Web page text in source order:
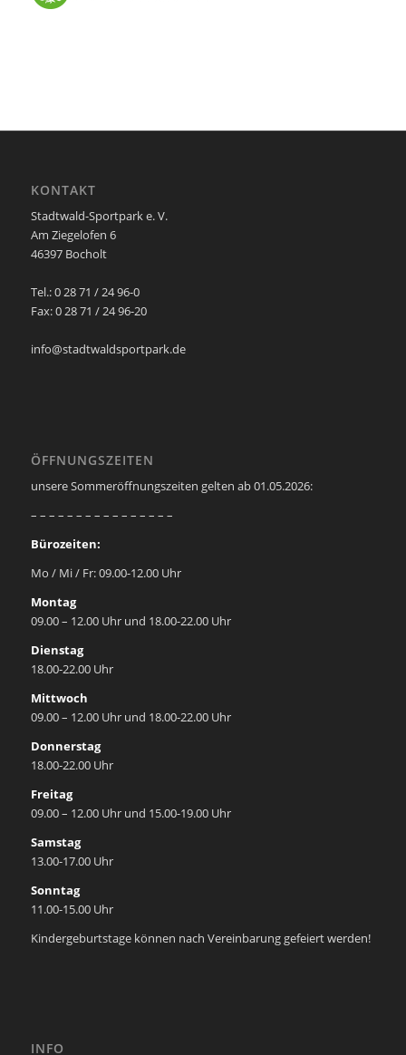
KONTAKT
Stadtwald-Sportpark e. V.
Am Ziegelofen 6
46397 Bocholt
Tel.: 0 28 71 / 24 96-0
Fax: 0 28 71 / 24 96-20
info@stadtwaldsportpark.de
ÖFFNUNGSZEITEN
unsere Sommeröffnungszeiten gelten ab 01.05.2026:
– – – – – – – – – – – – – – – –
Bürozeiten:
Mo / Mi / Fr: 09.00-12.00 Uhr
Montag
09.00 – 12.00 Uhr und 18.00-22.00 Uhr
Dienstag
18.00-22.00 Uhr
Mittwoch
09.00 – 12.00 Uhr und 18.00-22.00 Uhr
Donnerstag
18.00-22.00 Uhr
Freitag
09.00 – 12.00 Uhr und 15.00-19.00 Uhr
Samstag
13.00-17.00 Uhr
Sonntag
11.00-15.00 Uhr
Kindergeburtstage können nach Vereinbarung gefeiert werden!
INFO